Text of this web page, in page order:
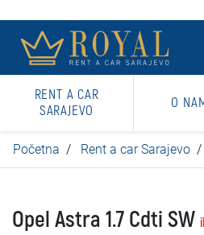
RENT A CAR
SARAJEVO
O
Početna Rent a car Sarajevo
Opel Astra 1.7 Cdti SW